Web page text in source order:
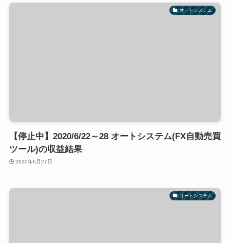
オートシステム
【停止中】2020/6/22～28 オートシステム(FX自動売買
ツール)の収益結果
2020年6月27日
オートシステム